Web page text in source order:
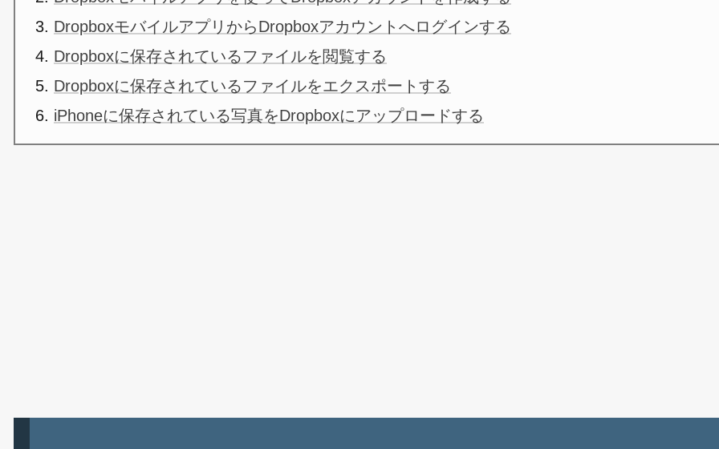
DropboxモバイルアプリからDropboxアカウントへログインする
Dropboxに保存されているファイルを閲覧する
Dropboxに保存されているファイルをエクスポートする
iPhoneに保存されている写真をDropboxにアップロードする